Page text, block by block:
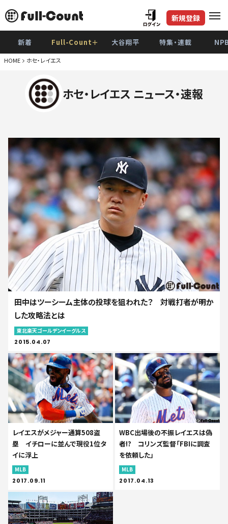
新規登録
新着 Full-Count＋ 大谷翔平 特集・連載
HOME ホセ・レイエス
ホセ・レイエス ニュース・速報
田中はツーシーム主体の投球を狙われた？ 対戦打者が明か
した攻略法とは
東北楽天ゴールデンイーグルス
2015.04.07
レイエスがメジャー通算508盗
塁 イチローに並んで現役1位タ
イに浮上
MLB
2017.09.11
WBC出場後の不振レイエスは偽
者!? コリンズ監督「FBIに調査
を依頼した」
MLB
2017.04.13